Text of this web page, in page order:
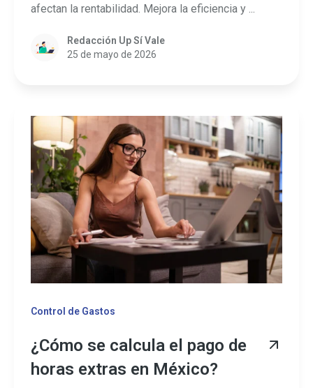
afectan la rentabilidad. Mejora la eficiencia y ...
Redacción Up Sí Vale
25 de mayo de 2026
Control de Gastos
¿Cómo se calcula el pago de
horas extras en México?